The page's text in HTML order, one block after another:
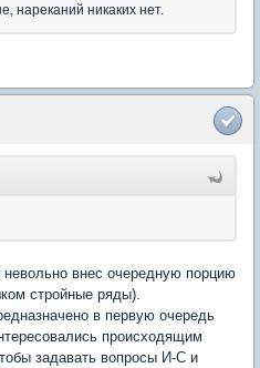
нареканий никаких нет.
внес очередную порцию
стройные ряды).
в первую очередь
происходящим
задавать вопросы И-С и